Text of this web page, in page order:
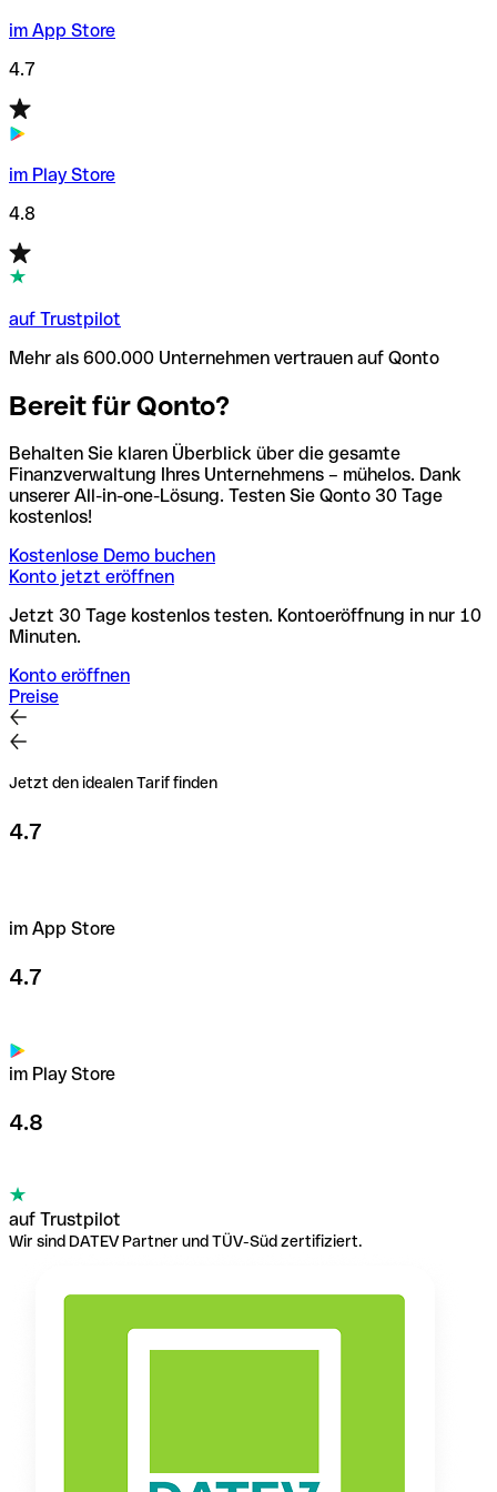
im App Store
4.7
im Play Store
4.8
auf Trustpilot
Mehr als 600.000 Unternehmen vertrauen auf Qonto
Bereit für Qonto?
Behalten Sie klaren Überblick über die gesamte
Finanzverwaltung Ihres Unternehmens – mühelos. Dank
unserer All-in-one-Lösung. Testen Sie Qonto 30 Tage
kostenlos!
Kostenlose Demo buchen
Konto jetzt eröffnen
Jetzt 30 Tage kostenlos testen. Kontoeröffnung in nur 10
Minuten.
Konto eröffnen
Preise
Jetzt den idealen Tarif finden
4.7
im App Store
4.7
im Play Store
4.8
auf Trustpilot
Wir sind DATEV Partner und TÜV-Süd zertifiziert.